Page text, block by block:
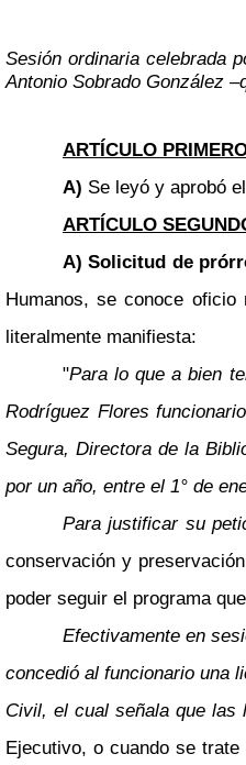
Sesión ordinaria celebrada
Antonio Sobrado González –
ARTÍCULO
A) Se leyó y aprobó
ARTÍCULO
A) Solicitud de
Humanos, se conoce
literalmente manifiesta:
"Para lo que a bien
Rodríguez Flores
Segura, Directora de la
por un año, entre el 1° de
Para justificar su
conservación y
poder seguir el programa
Efectivamente en
concedió al funcionario una
Civil, el cual señala que las
Ejecutivo, o cuando se